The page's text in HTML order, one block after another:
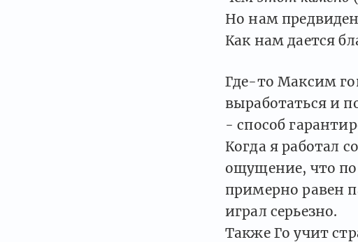
Но нам
Как нам дается
Где-то Максим
выработаться и
- способ
Когда я работал
ощущение, что по
примерно равен
играл серьезно.
Также Го учит